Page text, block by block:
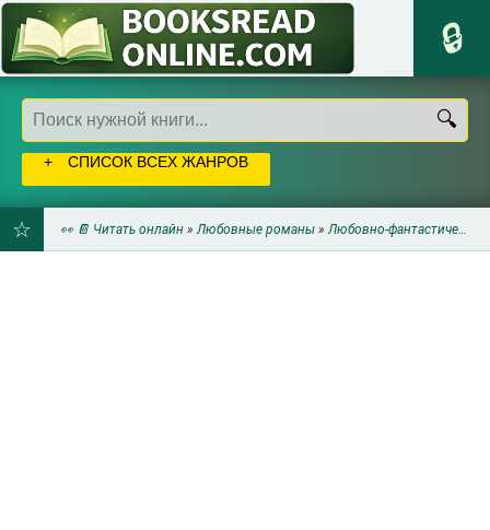
СПИСОК ВСЕХ ЖАНРОВ
👀 📔 Читать онлайн »Любовные романы »Любовно-фантастические романы